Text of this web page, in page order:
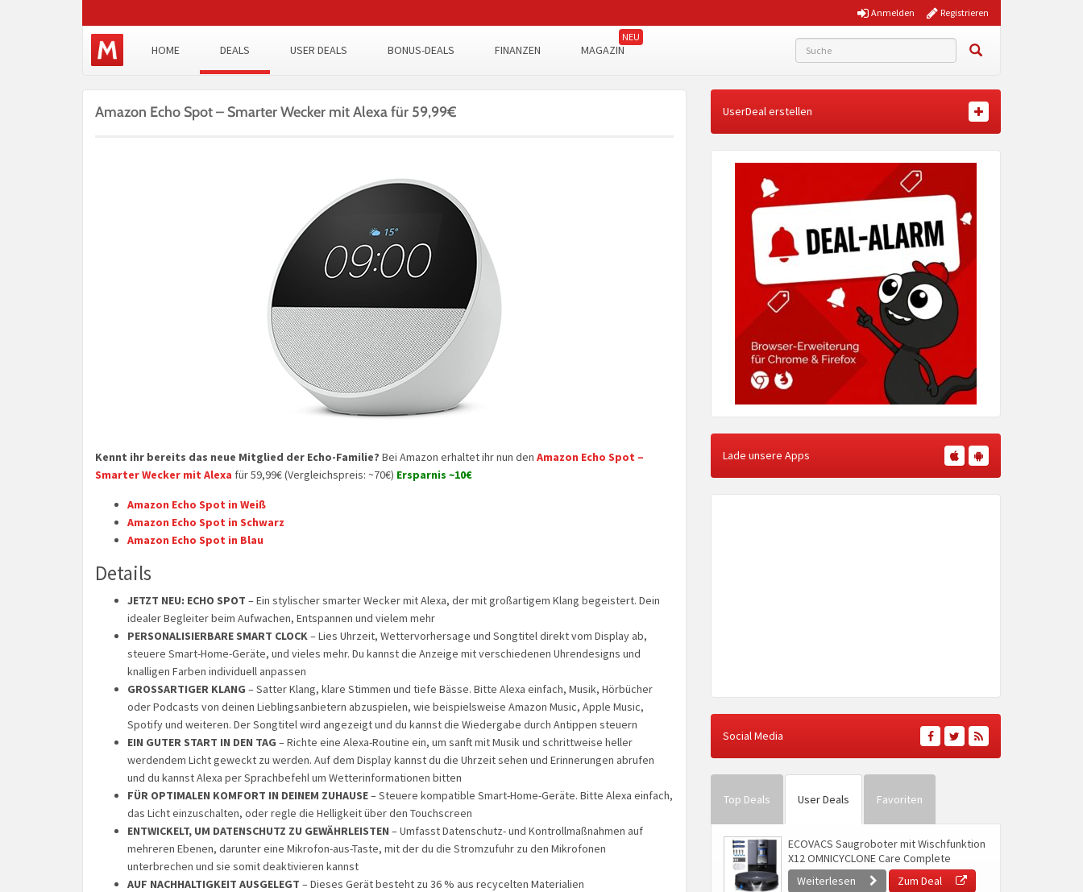
Registrieren
Anmelden
HOME DEALS USER DEALS BONUS-DEALS FINANZEN MAGAZIN
Amazon Echo Spot – Smarter Wecker mit Alexa für 59,99€
Kennt ihr bereits das neue Mitglied der Echo-Familie? Bei Amazon erhaltet ihr nun den Amazon Echo Spot –
Smarter Wecker mit Alexa für 59,99€ (Vergleichspreis: ~70€) Ersparnis ~10€
Amazon Echo Spot in Weiß
Amazon Echo Spot in Schwarz
Amazon Echo Spot in Blau
Details
JETZT NEU: ECHO SPOT – Ein stylischer smarter Wecker mit Alexa, der mit großartigem Klang begeistert. Dein
idealer Begleiter beim Aufwachen, Entspannen und vielem mehr
PERSONALISIERBARE SMART CLOCK – Lies Uhrzeit, Wettervorhersage und Songtitel direkt vom Display ab,
steuere Smart-Home-Geräte, und vieles mehr. Du kannst die Anzeige mit verschiedenen Uhrendesigns und
knalligen Farben individuell anpassen
GROSSARTIGER KLANG – Satter Klang, klare Stimmen und tiefe Bässe. Bitte Alexa einfach, Musik, Hörbücher
oder Podcasts von deinen Lieblingsanbietern abzuspielen, wie beispielsweise Amazon Music, Apple Music,
Spotify und weiteren. Der Songtitel wird angezeigt und du kannst die Wiedergabe durch Antippen steuern
EIN GUTER START IN DEN TAG – Richte eine Alexa-Routine ein, um sanft mit Musik und schrittweise heller
werdendem Licht geweckt zu werden. Auf dem Display kannst du die Uhrzeit sehen und Erinnerungen abrufen
und du kannst Alexa per Sprachbefehl um Wetterinformationen bitten
FÜR OPTIMALEN KOMFORT IN DEINEM ZUHAUSE– Steuere kompatible Smart-Home-Geräte. Bitte Alexa einfach,
das Licht einzuschalten, oder regle die Helligkeit über den Touchscreen
ENTWICKELT, UM DATENSCHUTZ ZU GEWÄHRLEISTEN – Umfasst Datenschutz- und Kontrollmaßnahmen auf
mehreren Ebenen, darunter eine Mikrofon-aus-Taste, mit der du die Stromzufuhr zu den Mikrofonen
unterbrechen und sie somit deaktivieren kannst
AUF NACHHALTIGKEIT AUSGELEGT – Dieses Gerät besteht zu 36 % aus recycelten Materialien
UserDeal erstellen
Lade unsere Apps
Social Media
Top Deals User Deals Favoriten
ECOVACS Saugroboter mit Wischfunktion
X12 OMNICYCLONE Care Complete
Weiterlesen
Zum Deal